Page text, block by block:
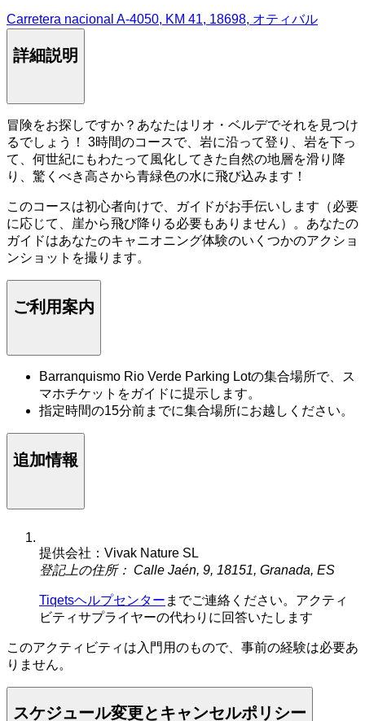
Carretera nacional A-4050, KM 41, 18698, オティバル
詳細説明
冒険をお探しですか？あなたはリオ・ベルデでそれを見つけ
るでしょう！ 3時間のコースで、岩に沿って登り、岩を下っ
て、何世紀にもわたって風化してきた自然の地層を滑り降
り、驚くべき高さから青緑色の水に飛び込みます！
このコースは初心者向けで、ガイドがお手伝いします（必要
に応じて、崖から飛び降りる必要もありません）。あなたの
ガイドはあなたのキャニオニング体験のいくつかのアクショ
ンショットを撮ります。
ご利用案内
Barranquismo Rio Verde Parking Lotの集合場所で、ス
マホチケットをガイドに提示します。
指定時間の15分前までに集合場所にお越しください。
追加情報
提供会社：Vivak Nature SL
登記上の住所： Calle Jaén, 9, 18151, Granada, ES
Tiqetsヘルプセンター までご連絡ください。アクティ
ビティサプライヤーの代わりに回答いたします
このアクティビティは入門用のもので、事前の経験は必要あ
りません。
スケジュール変更とキャンセルポリシー